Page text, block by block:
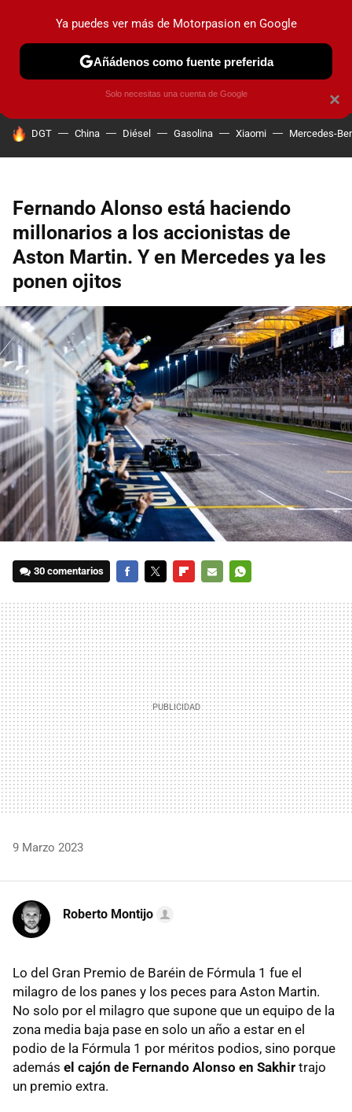
PRUEBAS COCHES ELÉCTRICOS OBSERVATORIO
HOY SE HABLA DE
DGT China Diésel Gasolina Xiaomi Mercedes-
Fernando Alonso está haciendo
millonarios a los accionistas de
Aston Martin. Y en Mercedes ya les
ponen ojitos
30 comentarios
MAIL
9 Marzo 2023
Roberto Montijo
Lo del Gran Premio de Baréin de Fórmula 1 fue el
milagro de los panes y los peces para Aston Martin.
No solo por el milagro que supone que un equipo de la
zona media baja pase en solo un año a estar en el
podio de la Fórmula 1 por méritos podios, sino porque
además el cajón de Fernando Alonso en Sakhir trajo
un premio extra.
×
Ya puedes ver más de Motorpasion en Google
Añádenos como fuente preferida
Solo necesitas una cuenta de Google